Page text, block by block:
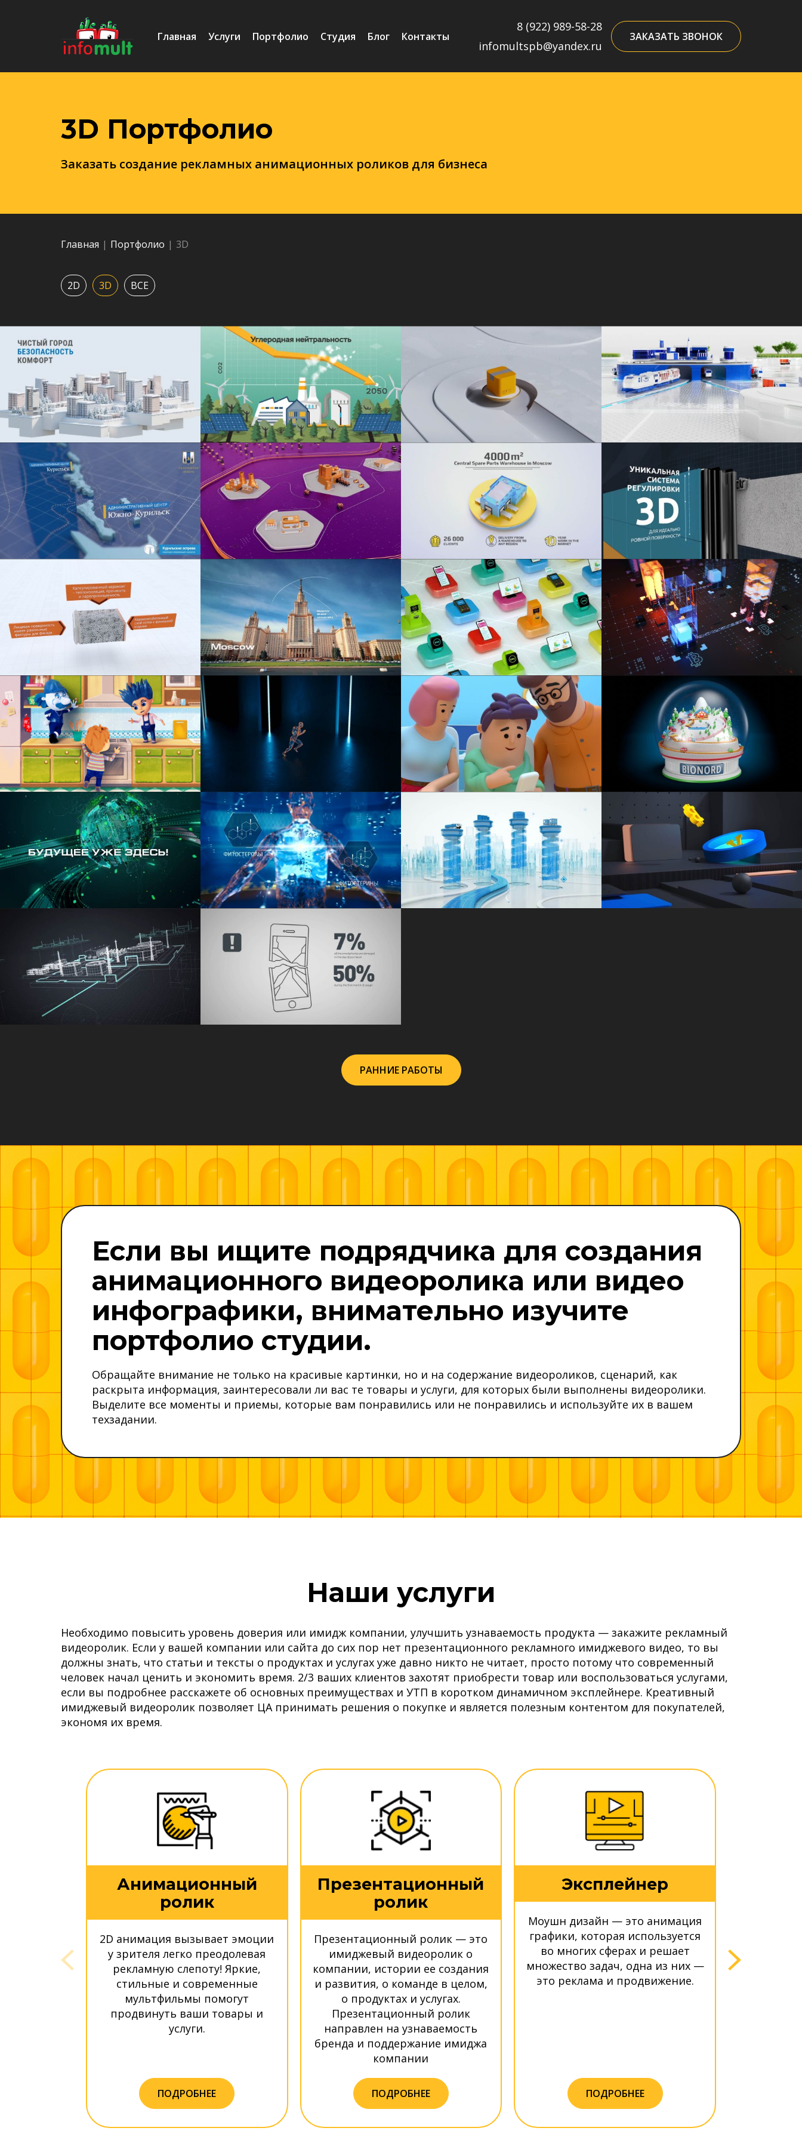
Главная Услуги Портфолио Студия Блог Контакты
8 (922) 989-58-28
infomultspb@yandex.ru
ЗАКАЗАТЬ ЗВОНОК
3D Портфолио
Заказать создание рекламных анимационных роликов для бизнеса
Главная | Портфолио | 3D
2D 3D ВСЕ
РАННИЕ РАБОТЫ
Если вы ищите подрядчика для создания
анимационного видеоролика или видео
инфографики, внимательно изучите
портфолио студии.
Обращайте внимание не только на красивые картинки, но и на содержание видеороликов, сценарий, как
раскрыта информация, заинтересовали ли вас те товары и услуги, для которых были выполнены видеоролики.
Выделите все моменты и приемы, которые вам понравились или не понравились и используйте их в вашем
техзадании.
Наши услуги
Необходимо повысить уровень доверия или имидж компании, улучшить узнаваемость продукта — закажите рекламный
видеоролик. Если у вашей компании или сайта до сих пор нет презентационного рекламного имиджевого видео, то вы
должны знать, что статьи и тексты о продуктах и услугах уже давно никто не читает, просто потому что современный
человек начал ценить и экономить время. 2/3 ваших клиентов захотят приобрести товар или воспользоваться услугами,
если вы подробнее расскажете об основных преимуществах и УТП в коротком динамичном эксплейнере. Креативный
имиджевый видеоролик позволяет ЦА принимать решения о покупке и является полезным контентом для покупателей,
экономя их время.
Анимационный
ролик
2D анимация вызывает эмоции
у зрителя легко преодолевая
рекламную слепоту! Яркие,
стильные и современные
мультфильмы помогут
продвинуть ваши товары и
услуги.
ПОДРОБНЕЕ
Презентационный
ролик
Презентационный ролик — это
имиджевый видеоролик о
компании, истории ее создания
и развития, о команде в целом,
о продуктах и услугах.
Презентационный ролик
направлен на узнаваемость
бренда и поддержание имиджа
компании
ПОДРОБНЕЕ
Эксплейнер
Моушн дизайн — это анимация
графики, которая используется
во многих сферах и решает
множество задач, одна из них —
это реклама и продвижение.
ПОДРОБНЕЕ